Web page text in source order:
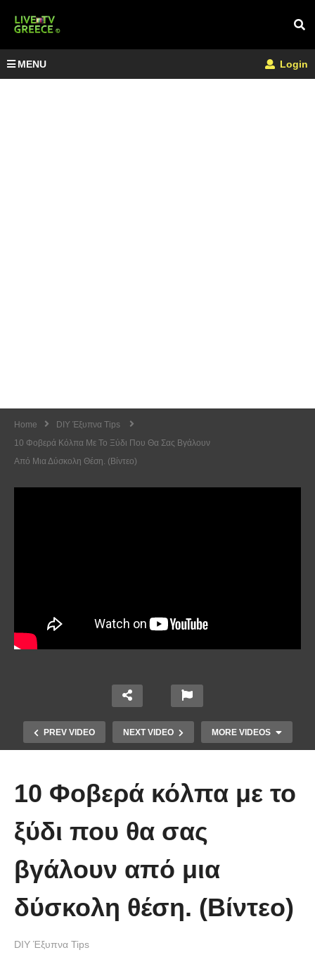
MENU Login
Home
DIY Έξυπνα Tips
10 Φοβερά Κόλπα Με Το Ξύδι Που Θα Σας Βγάλουν
Από Μια Δύσκολη Θέση. (Βίντεο)
PREV VIDEO NEXT VIDEO MORE VIDEOS
λουλούδια στο βάζο.
10 Φοβερά κόλπα με το
ξύδι που θα σας
βγάλουν από μια
δύσκολη θέση. (Βίντεο)
DIY Έξυπνα Tips